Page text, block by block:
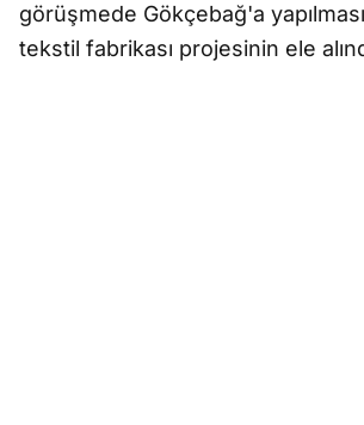
görüşmede Gökçebağ'a
tekstil fabrikası projesinin ele